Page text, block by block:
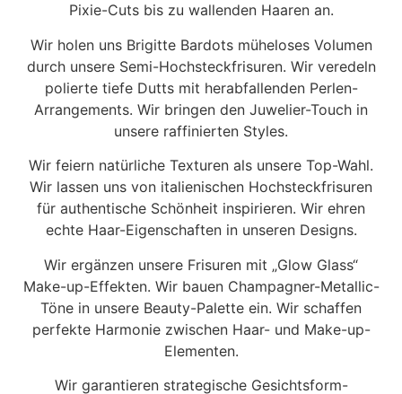
Pixie-Cuts bis zu wallenden Haaren an.
Wir holen uns Brigitte Bardots müheloses Volumen
durch unsere Semi-Hochsteckfrisuren. Wir veredeln
polierte tiefe Dutts mit herabfallenden Perlen-
Arrangements. Wir bringen den Juwelier-Touch in
unsere raffinierten Styles.
Wir feiern natürliche Texturen als unsere Top-Wahl.
Wir lassen uns von italienischen Hochsteckfrisuren
für authentische Schönheit inspirieren. Wir ehren
echte Haar-Eigenschaften in unseren Designs.
Wir ergänzen unsere Frisuren mit „Glow Glass“
Make-up-Effekten. Wir bauen Champagner-Metallic-
Töne in unsere Beauty-Palette ein. Wir schaffen
perfekte Harmonie zwischen Haar- und Make-up-
Elementen.
Wir garantieren strategische Gesichtsform-